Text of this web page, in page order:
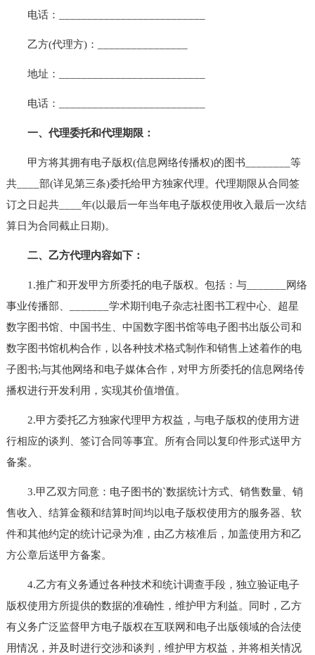
电话：__________________________
乙方(代理方)：________________
地址：__________________________
电话：__________________________
一、代理委托和代理期限：
甲方将其拥有电子版权(信息网络传播权)的图书________等
共____部(详见第三条)委托给甲方独家代理。代理期限从合同签
订之日起共____年(以最后一年当年电子版权使用收入最后一次结
算日为合同截止日期)。
二、乙方代理内容如下：
1.推广和开发甲方所委托的电子版权。包括：与_______网络
事业传播部、_______学术期刊电子杂志社图书工程中心、超星
数字图书馆、中国书生、中国数字图书馆等电子图书出版公司和
数字图书馆机构合作，以各种技术格式制作和销售上述着作的电
子图书;与其他网络和电子媒体合作，对甲方所委托的信息网络传
播权进行开发利用，实现其价值增值。
2.甲方委托乙方独家代理甲方权益，与电子版权的使用方进
行相应的谈判、签订合同等事宜。所有合同以复印件形式送甲方
备案。
3.甲乙双方同意：电子图书的`数据统计方式、销售数量、销
售收入、结算金额和结算时间均以电子版权使用方的服务器、软
件和其他约定的统计记录为准，由乙方核准后，加盖使用方和乙
方公章后送甲方备案。
4.乙方有义务通过各种技术和统计调查手段，独立验证电子
版权使用方所提供的数据的准确性，维护甲方利益。同时，乙方
有义务广泛监督甲方电子版权在互联网和电子出版领域的合法使
用情况，并及时进行交涉和谈判，维护甲方权益，并将相关情况